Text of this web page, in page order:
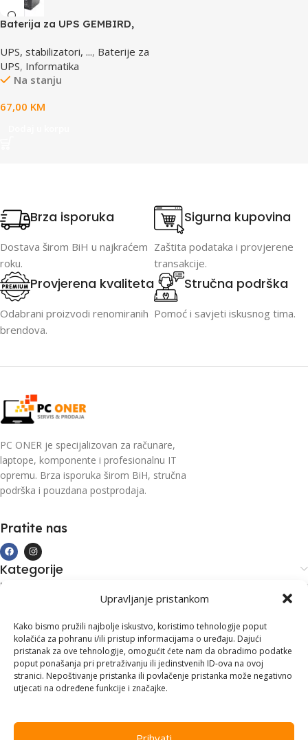
Upravljanje pristankom
Kako bismo pružili najbolje iskustvo, koristimo tehnologije poput
kolačića za pohranu i/ili pristup informacijama o uređaju. Dajući
pristanak za ove tehnologije, omogućit ćete nam da obradimo podatke
poput ponašanja pri pretraživanju ili jedinstvenih ID-ova na ovoj
stranici. Nepoštivanje pristanka ili povlačenje pristanka može negativno
utjecati na određene funkcije i značajke.
Baterija za UPS GEMBIRD,
UPS, stabilizatori, ..., Baterije za
UPS, Informatika
Na stanju
67,00 KM
Brza isporuka
Dostava širom BiH u najkraćem
roku.
Sigurna kupovina
Zaštita podataka i provjerene
transakcije.
Provjerena kvaliteta
Odabrani proizvodi renomiranih
brendova.
Stručna podrška
Pomoć i savjeti iskusnog tima.
PC ONER je specijalizovan za računare,
laptope, komponente i profesionalnu IT
opremu. Brza isporuka širom BiH, stručna
podrška i pouzdana postprodaja.
Pratite nas
Kategorije
Kupovina i podrška
Kontakt informacije
Branilaca Bosne, 75 300 Lukavac
+387 35 555 999
info@pconer.ba